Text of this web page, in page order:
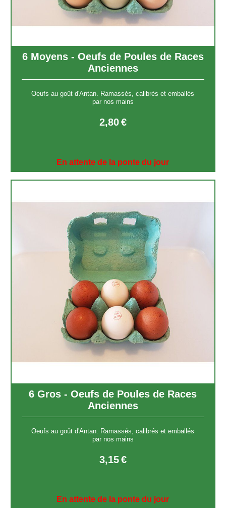
6 Moyens - Oeufs de Poules de Races
Anciennes
Oeufs au goût d'Antan. Ramassés, calibrés et emballés
par nos mains
2,80€
En attente de la ponte du jour
6 Gros - Oeufs de Poules de Races
Anciennes
Oeufs au goût d'Antan. Ramassés, calibrés et emballés
par nos mains
3,15€
En attente de la ponte du jour